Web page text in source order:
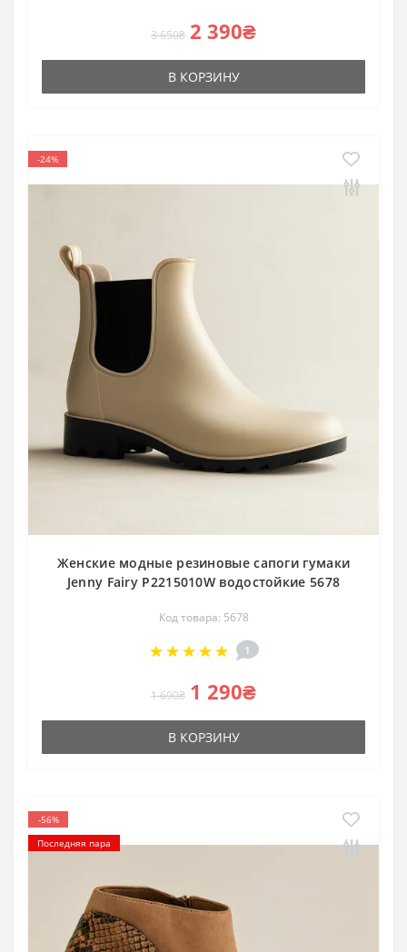
3 650₴ 2 390₴
В КОРЗИНУ
-24%
Женские модные резиновые сапоги гумаки
Jenny Fairy P2215010W водостойкие 5678
Код товара: 5678
1
1 690₴ 1 290₴
В КОРЗИНУ
-56%
Последняя пара